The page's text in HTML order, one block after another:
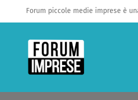
al
contenuto
Forum piccole medie imprese è